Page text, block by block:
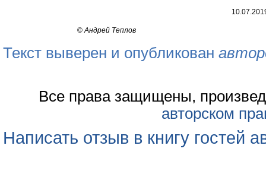
©Андрей Теплов
Текст выверен и опубликован
Все права защищены,
авторском
Написать отзыв в книгу гостей